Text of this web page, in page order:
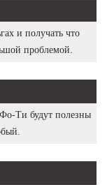
и получать что
проблемой.
Ти будут полезны